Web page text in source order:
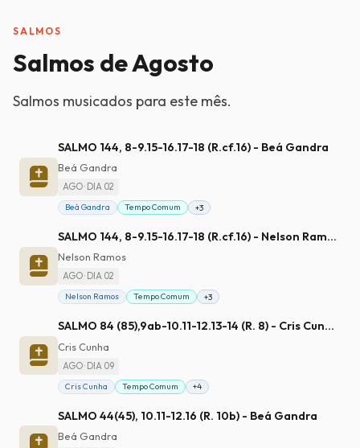
SALMOS
Salmos de Agosto
Salmos musicados para este mês.
SALMO 144, 8-9.15-16.17-18 (R.cf.16) - Beá Gandra
Beá Gandra
AGO · DIA 02
Beá Gandra Tempo Comum +3
SALMO 144, 8-9.15-16.17-18 (R.cf.16) - Nelson Ramos
Nelson Ramos
AGO · DIA 02
Nelson Ramos Tempo Comum +3
SALMO 84 (85),9ab-10.11-12.13-14 (R. 8) - Cris Cunha
Cris Cunha
AGO · DIA 09
Cris Cunha Tempo Comum +4
SALMO 44(45), 10.11-12.16 (R. 10b) - Beá Gandra
Beá Gandra